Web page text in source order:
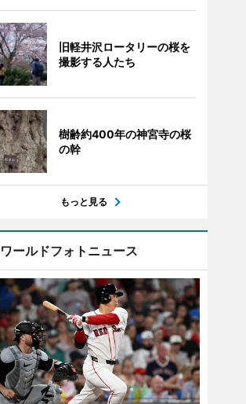
旧軽井沢ロータリーの桜を
撮影する人たち
樹齢約400年の神宮寺の桜
の幹
もっと見る
ワールドフォトニュース